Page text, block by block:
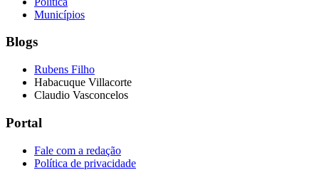
Municípios
Blogs
Rubens Filho
Habacuque Villacorte
Claudio Vasconcelos
Portal
Fale com a redação
Política de privacidade